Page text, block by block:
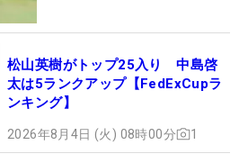
松山英樹がトップ25入り 中島啓
太は5ランクアップ【FedExCupラ
ンキング】
2026年8月4日 (火) 08時00分 1